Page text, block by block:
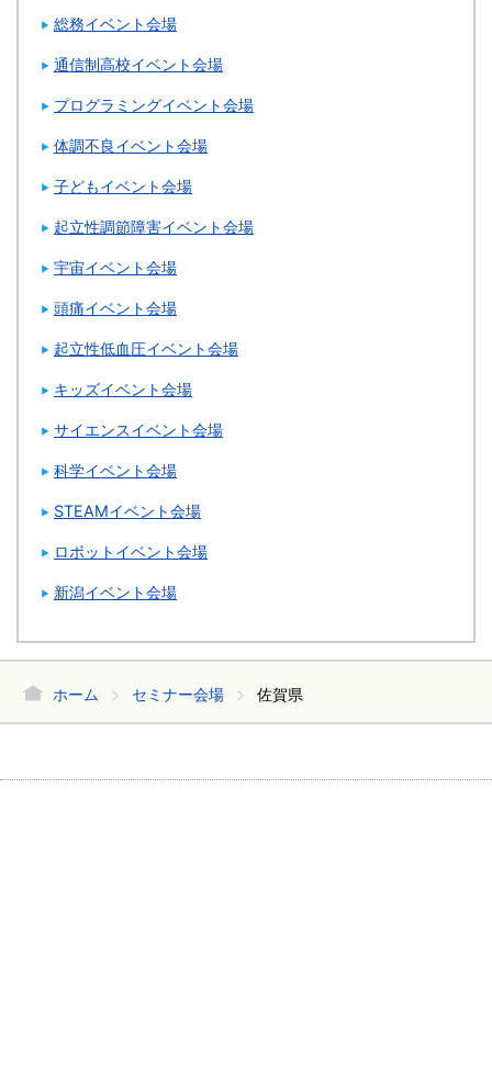
総務イベント会場
通信制高校イベント会場
プログラミングイベント会場
体調不良イベント会場
子どもイベント会場
起立性調節障害イベント会場
宇宙イベント会場
頭痛イベント会場
起立性低血圧イベント会場
キッズイベント会場
サイエンスイベント会場
科学イベント会場
STEAMイベント会場
ロボットイベント会場
新潟イベント会場
ホーム セミナー会場 佐賀県